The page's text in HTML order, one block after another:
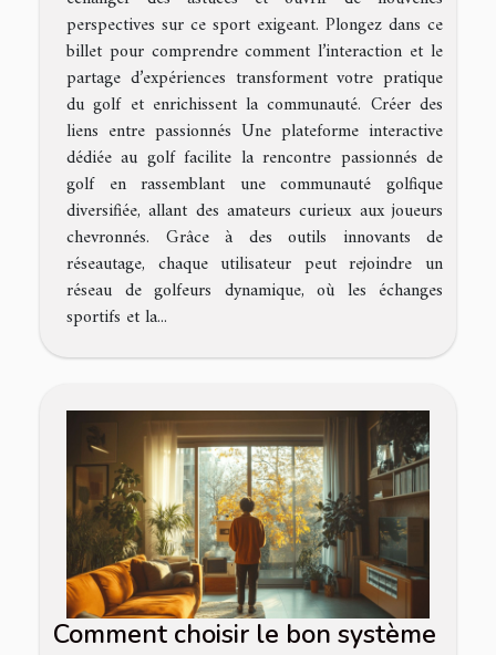
perspectives sur ce sport exigeant. Plongez dans ce
billet pour comprendre comment l’interaction et le
partage d’expériences transforment votre pratique
du golf et enrichissent la communauté. Créer des
liens entre passionnés Une plateforme interactive
dédiée au golf facilite la rencontre passionnés de
golf en rassemblant une communauté golfique
diversifiée, allant des amateurs curieux aux joueurs
chevronnés. Grâce à des outils innovants de
réseautage, chaque utilisateur peut rejoindre un
réseau de golfeurs dynamique, où les échanges
sportifs et la...
Comment choisir le bon système